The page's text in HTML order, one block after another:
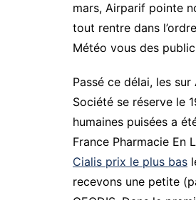
mars, Airparif pointe
tout rentre dans
Météo vous des
Passé ce délai, les
Société se réserve le
humaines puisées a
France Pharmacie En
Cialis prix le plus bas
recevons une petite